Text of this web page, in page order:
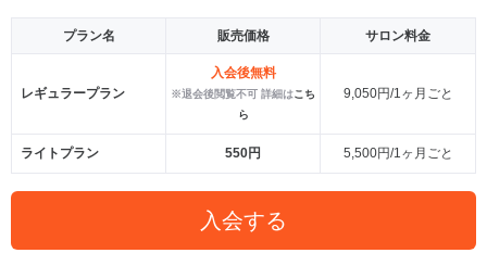
プラン名 販売価格 サロン料金
レギュラープラン
入会後無料
※退会後閲覧不可 詳細はこち
ら
9,050円/1ヶ月ごと
ライトプラン 550円 5,500円/1ヶ月ごと
入会する